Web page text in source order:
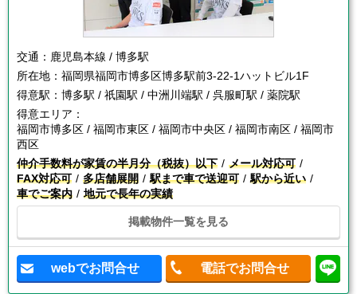
交通： 鹿児島本線 / 博多駅
所在地： 福岡県福岡市博多区博多駅前3-22-1ハットビル1F
得意駅： 博多駅 / 祇園駅 / 中洲川端駅 / 呉服町駅 / 薬院駅
得意エリア：
福岡市博多区 / 福岡市東区 / 福岡市中央区 / 福岡市南区 / 福岡市
西区
仲介手数料が家賃の半月分（税抜）以下
メール対応可
FAX対応可
多店舗展開 駅まで車で送迎可
駅から近い
車でご案内
地元で長年の実績
掲載物件一覧を見る
webでお問合せ 電話でお問合せ